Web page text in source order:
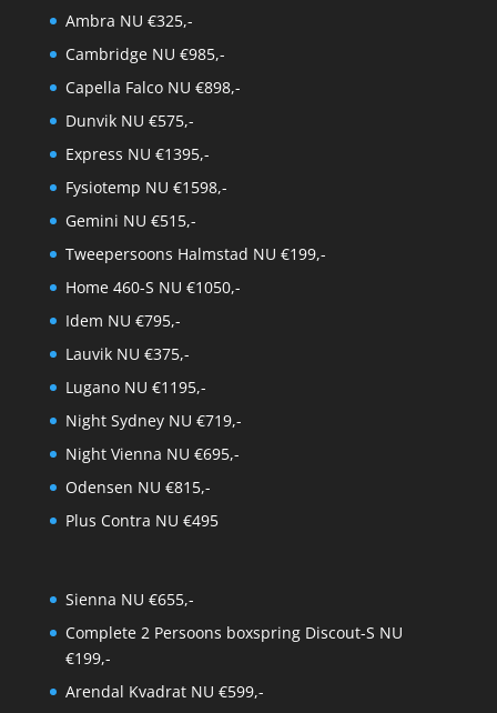
Ambra NU €325,-
Cambridge NU €985,-
Capella Falco NU €898,-
Dunvik NU €575,-
Express NU €1395,-
Fysiotemp NU €1598,-
Gemini NU €515,-
Tweepersoons Halmstad NU €199,-
Home 460-S NU €1050,-
Idem NU €795,-
Lauvik NU €375,-
Lugano NU €1195,-
Night Sydney NU €719,-
Night Vienna NU €695,-
Odensen NU €815,-
Plus Contra NU €495
Sienna NU €655,-
Complete 2 Persoons boxspring Discout-S NU
€199,-
Arendal Kvadrat NU €599,-